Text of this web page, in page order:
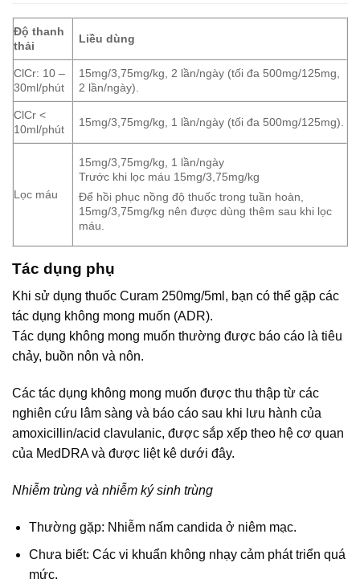
Độ thanh
thải
Liều dùng
ClCr: 10 –
30ml/phút
15mg/3,75mg/kg, 2 lần/ngày (tối đa 500mg/125mg,
2 lần/ngày).
ClCr <
10ml/phút
15mg/3,75mg/kg, 1 lần/ngày (tối đa 500mg/125mg).
Lọc máu
15mg/3,75mg/kg, 1 lần/ngày
Trước khi lọc máu 15mg/3,75mg/kg
Để hồi phục nồng độ thuốc trong tuần hoàn,
15mg/3,75mg/kg nên được dùng thêm sau khi lọc
máu.
Tác dụng phụ
Khi sử dụng thuốc Curam 250mg/5ml, bạn có thể gặp các
tác dụng không mong muốn (ADR).
Tác dụng không mong muốn thường được báo cáo là tiêu
chảy, buồn nôn và nôn.
Các tác dụng không mong muốn được thu thập từ các
nghiên cứu lâm sàng và báo cáo sau khi lưu hành của
amoxicillin/acid clavulanic, được sắp xếp theo hệ cơ quan
của MedDRA và được liệt kê dưới đây.
Nhiễm trùng và nhiễm ký sinh trùng
Thường gặp: Nhiễm nấm candida ở niêm mạc.
Chưa biết: Các vi khuẩn không nhạy cảm phát triển quá
mức.